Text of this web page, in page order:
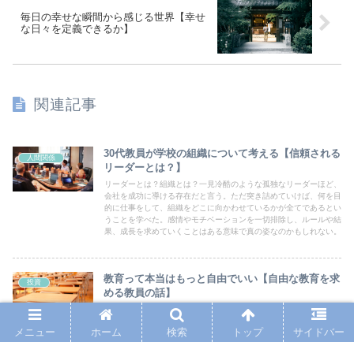
毎日の幸せな瞬間から感じる世界【幸せ
な日々を定義できるか】
関連記事
人間関係
30代教員が学校の組織について考える【信頼される
リーダーとは？】
リーダーとは？組織とは？一見冷酷のような孤独なリーダーほど、
会社を成功に導ける存在だと言う。ただ突き詰めていけば、何を目
的に仕事をして、組織をどこに向かわせているかが全てであるとい
うことを学べた。感情やモチベーションを一切排除し、ルールや結
果、成長を求めていくことはある意味で真の姿なのかもしれない。
投資
教育って本当はもっと自由でいい【自由な教育を求
める教員の話】
学校現場にいて感じたことは、「窮屈」であった。学びはもっと自
由であるべきであり、教育もまたもっと自由であるべきだ。人にも
のを教える形は、決して１つとは限らない。学校はあくまで１つの
メニュー ホーム 検索 トップ サイドバー